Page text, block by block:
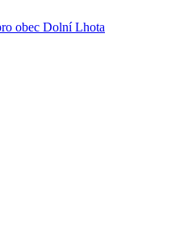
obec Dolní Lhota